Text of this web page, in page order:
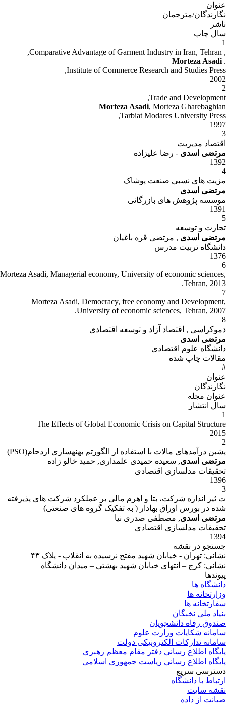
عنوان
نگارندگان/مترجمان
ناشر
سال چاپ
1
, Comparative Advantage of Garment Industry in Iran, Tehran,
.
Morteza Asadi
Institute of Commerce Research and Studies Press,
2002
2
Trade and Development,
Morteza Asadi, Morteza Gharebaghian
Tarbiat Modares University Press,
1997
3
اقتصاد مدیریت
مرتضی اسدی - رضا علیزاده
1392
4
مزیت های نسبی صنعت پوشاک
مرتضی اسدی
موسسه پژوهش های بازرگانی
1391
5
تجارت و توسعه
مرتضی اسدی , مرتضی قره باغیان
دانشگاه تربیت مدرس
1376
6
Morteza Asadi, Managerial economy, University of economic sciences,
Tehran, 2013.
7
Morteza Asadi, Democracy, free economy and Development,
University of economic sciences, Tehran, 2007.
8
دموکراسی , اقتصاد آزاد و توسعه اقتصادی
مرتضی اسدی
دانشگاه علوم اقتصادی
مقالات چاپ شده
#
عنوان
نگارندگان
عنوان مجله
سال انتشار
1
The Effects of Global Economic Crisis on Capital Structure
2015
2
پشبن درآمدهای مالات با استفاده از الگورتم بهنهسازی ازدحام(PSO)
مرتضی اسدی, سعیده حمیدی علمداری, حمید خالو زاده
تحقیقات مدلسازی اقتصادی
1396
3
ت ثیر اندازه شرکت، بتا و اهرم مالی بر عملکرد شرکت های پذیرفته
شده در بورس اوراق بهادار ( به تفکیک گروه های صنعتی)
مرتضی اسدی, مصطفی صدری نیا
تحقیقات مدلسازی اقتصادی
1394
جستجو در نقشه
نشانی: تهران - خیابان شهید مفتح نرسیده به انقلاب - پلاک ۴۳
نشانی: کرج – انتهای خیابان شهید بهشتی – میدان دانشگاه
پیوندها
دانشگاه ها
وزارتخانه ها
سفارتخانه ها
بنیاد ملی نخبگان
صندوق رفاه دانشجویان
سامانه شکایات وزارت علوم
سامانه تدارکات الکترونیکی دولت
پایگاه اطلاع رسانی دفتر مقام معظم رهبری
پایگاه اطلاع رسانی ریاست جمهوری اسلامی
دسترسی سریع
ارتباط با دانشگاه
نقشه سایت
صیانت از داده